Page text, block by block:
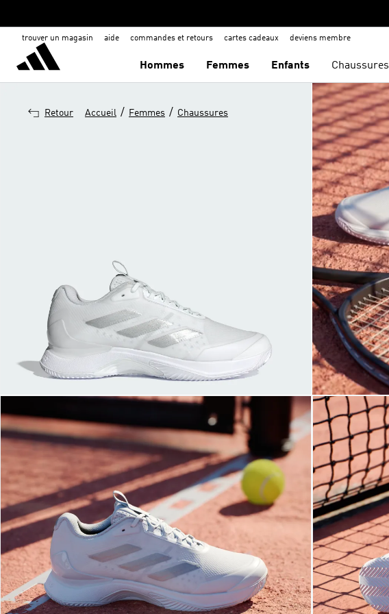
trouver un magasin aide commandes et retours cartes cadeaux deviens membre
Hommes Femmes Enfants Chaussures
Retour Accueil / Femmes / Chaussures